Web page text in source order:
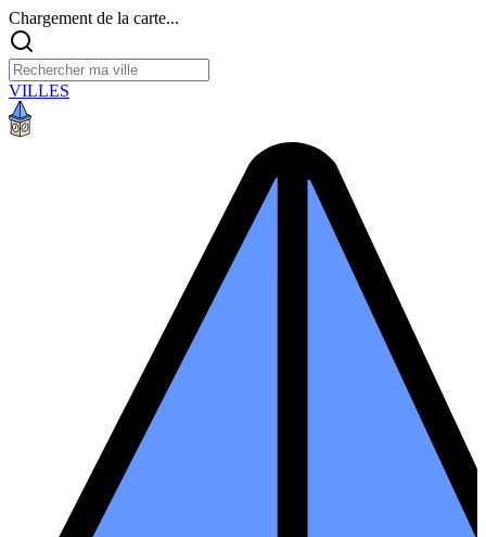
Chargement de la carte...
VILLES